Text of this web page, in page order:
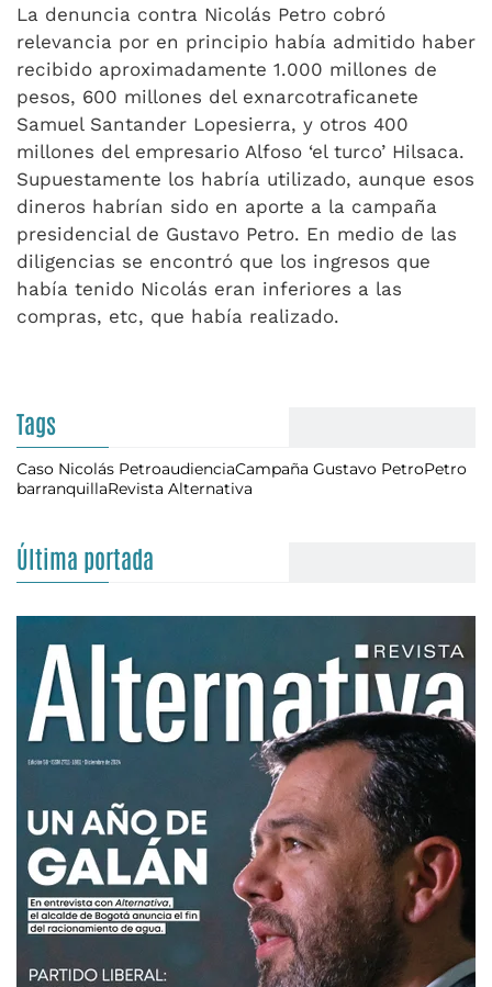
La denuncia contra Nicolás Petro cobró
relevancia por en principio había admitido haber
recibido aproximadamente 1.000 millones de
pesos, 600 millones del exnarcotraficanete
Samuel Santander Lopesierra, y otros 400
millones del empresario Alfoso ‘el turco’ Hilsaca.
Supuestamente los habría utilizado, aunque esos
dineros habrían sido en aporte a la campaña
presidencial de Gustavo Petro. En medio de las
diligencias se encontró que los ingresos que
había tenido Nicolás eran inferiores a las
compras, etc, que había realizado.
Tags
Caso Nicolás PetroaudienciaCampaña Gustavo PetroPetro
barranquillaRevista Alternativa
Última portada